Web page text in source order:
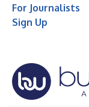
For Journalists
Sign Up